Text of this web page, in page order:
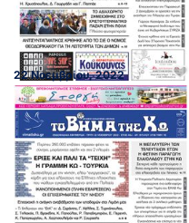
22 Νοεμβρίου, 2022